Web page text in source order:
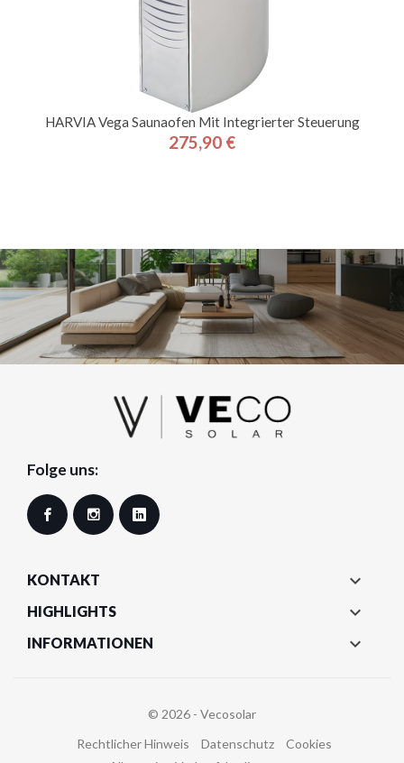
HARVIA Vega Saunaofen Mit Integrierter Steuerung
Preis
275,90 €
Folge uns:
Facebook Instagram
KONTAKT 
HIGHLIGHTS 
INFORMATIONEN 
© 2026 - Vecosolar
Rechtlicher Hinweis
Datenschutz
Cookies